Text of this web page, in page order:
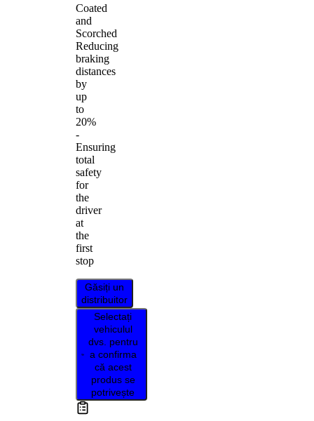
Coated
and
Scorched
Reducing
braking
distances
by
up
to
20%
-
Ensuring
total
safety
for
the
driver
at
the
first
stop
Găsiți un
distribuitor
Selectați
vehiculul
dvs. pentru
a confirma
că acest
produs se
potrivește